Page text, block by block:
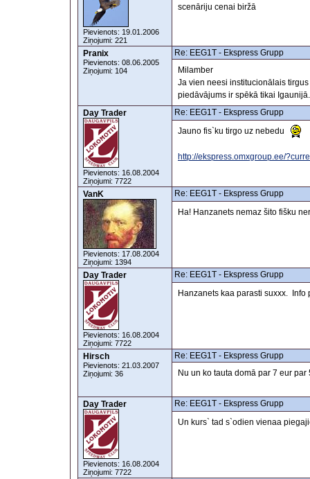
Pievienots: 19.01.2006
Ziņojumi: 221
scenāriju cenai biržā
Pranix
Pievienots: 08.06.2005
Ziņojumi: 104
Re: EEG1T - Ekspress Grupp
Milamber
Ja vien neesi institucionālais
piedāvājums ir spēkā tikai
Day Trader
Pievienots: 16.08.2004
Ziņojumi: 7722
Re: EEG1T - Ekspress Grupp
Jauno fis`ku tirgo uz nebedu
http://ekspress.omxgroup.ee/
VanK
Pievienots: 17.08.2004
Ziņojumi: 1394
Re: EEG1T - Ekspress Grupp
Ha! Hanzanets nemaz šito fišku
Day Trader
Pievienots: 16.08.2004
Ziņojumi: 7722
Re: EEG1T - Ekspress Grupp
Hanzanets kaa parasti suxxx.
Hirsch
Pievienots: 21.03.2007
Ziņojumi: 36
Re: EEG1T - Ekspress Grupp
Nu un ko tauta domā par 7 eur
Day Trader
Pievienots: 16.08.2004
Ziņojumi: 7722
Re: EEG1T - Ekspress Grupp
Un kurs` tad s`odien vienaa